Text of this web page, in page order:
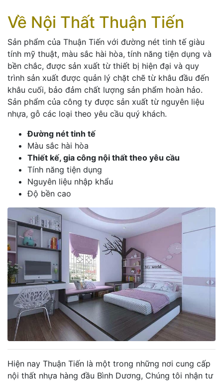
Về Nội Thất Thuận Tiến
Sản phẩm của Thuận Tiến với đường nét tinh tế giàu
tính mỹ thuật, màu sắc hài hòa, tính năng tiện dụng và
bền chắc, được sản xuất từ thiết bị hiện đại và quy
trình sản xuất được quản lý chặt chẽ từ khâu đầu đến
khâu cuối, bảo đảm chất lượng sản phẩm hoàn hảo.
Sản phẩm của công ty được sản xuất từ nguyên liệu
nhựa, gỗ các loại theo yêu cầu quý khách.
Đường nét tinh tế
Màu sắc hài hòa
Thiết kế, gia công nội thất theo yêu cầu
Tính năng tiện dụng
Nguyên liệu nhập khẩu
Độ bền cao
Hiện nay Thuận Tiến là một trong những nơi cung cấp
nội thất nhựa hàng đầu Bình Dương, Chúng tôi nhận tư